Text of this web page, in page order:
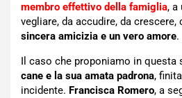
membro effettivo della famiglia, a
vegliare, da accudire, da
sincera amicizia e un vero amore.
Il caso che proponiamo in questa
cane e la sua amata padrona,
incidente. Francisca Romero, a